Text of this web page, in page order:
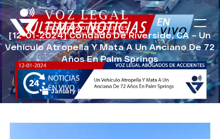
[12-01-2024] Condado De Riverside, CA – Un
Vehículo Atropella Y Mata A Un Anciano De 72
Años En Palm Springs
January 8, 2025 Noticias de Accidentes